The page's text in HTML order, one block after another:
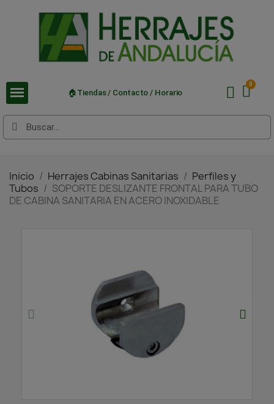
🏠Tiendas / Contacto / Horario
Inicio Herrajes Cabinas Sanitarias
Perfiles y
Tubos
SOPORTE DESLIZANTE FRONTAL PARA TUBO
DE CABINA SANITARIA EN ACERO INOXIDABLE